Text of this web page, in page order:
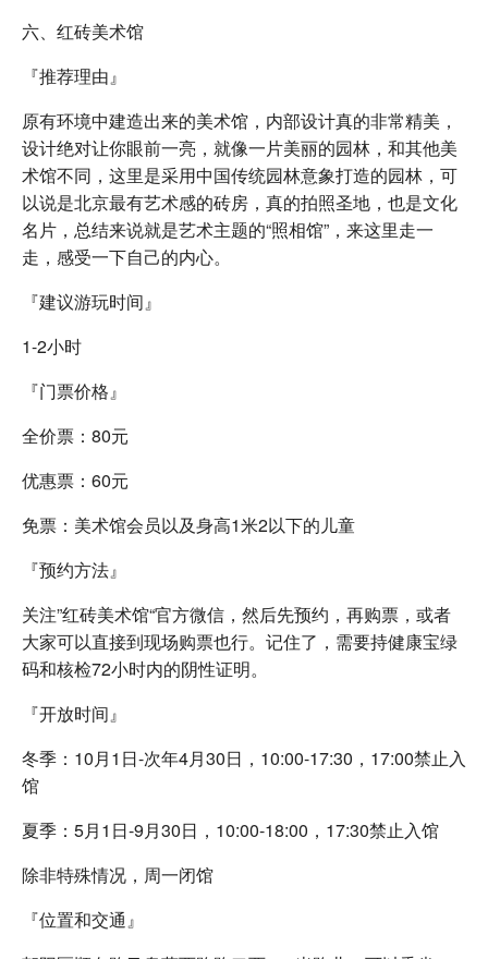
六、红砖美术馆
『推荐理由』
原有环境中建造出来的美术馆，内部设计真的非常精美，
设计绝对让你眼前一亮，就像一片美丽的园林，和其他美
术馆不同，这里是采用中国传统园林意象打造的园林，可
以说是北京最有艺术感的砖房，真的拍照圣地，也是文化
名片，总结来说就是艺术主题的“照相馆”，来这里走一
走，感受一下自己的内心。
『建议游玩时间』
1-2小时
『门票价格』
全价票：80元
优惠票：60元
免票：美术馆会员以及身高1米2以下的儿童
『预约方法』
关注”红砖美术馆“官方微信，然后先预约，再购票，或者
大家可以直接到现场购票也行。记住了，需要持健康宝绿
码和核检72小时内的阴性证明。
『开放时间』
冬季：10月1日-次年4月30日，10:00-17:30，17:00禁止入
馆
夏季：5月1日-9月30日，10:00-18:00，17:30禁止入馆
除非特殊情况，周一闭馆
『位置和交通』